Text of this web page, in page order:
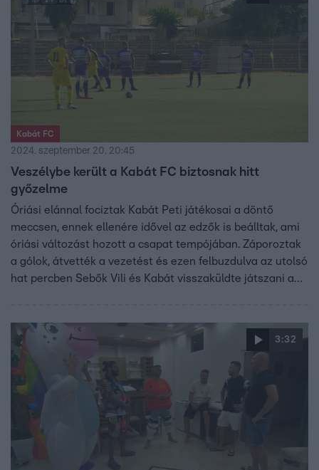
Kabát FC
2024. szeptember 20. 20:45
Veszélybe került a Kabát FC biztosnak hitt
győzelme
Óriási elánnal fociztak Kabát Peti játékosai a döntő
meccsen, ennek ellenére idővel az edzők is beálltak, ami
óriási változást hozott a csapat tempójában. Záporoztak
a gólok, átvették a vezetést és ezen felbuzdulva az utolsó
hat percben Sebők Vili és Kabát visszaküldte játszani a
3:32